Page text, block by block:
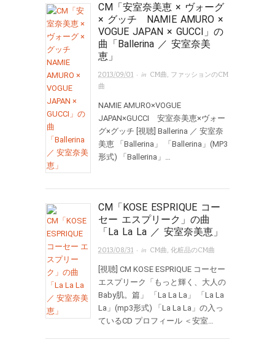
CM「安室奈美恵 × ヴォーグ
× グッチ NAMIE AMURO ×
VOGUE JAPAN × GUCCI」の
曲「Ballerina ／ 安室奈美
恵」
2013/09/01 · in CM曲
ファッションのCM
曲
NAMIE AMURO×VOGUE
JAPAN×GUCCI 安室奈美恵×ヴォー
グ×グッチ [視聴] Ballerina ／ 安室奈
美恵 「Ballerina」 「Ballerina」(MP3
形式) 「Ballerina」…
CM「KOSE ESPRIQUE コー
セー エスプリーク」の曲
「La La La ／ 安室奈美恵」
2013/08/31 · in CM曲 ,化粧品のCM曲
[視聴] CM KOSE ESPRIQUE コーセー
エスプリーク「もっと輝く、大人の
Baby肌。篇」 「La La La」 「La La
La」(mp3形式) 「La La La」の入っ
ているCD プロフィール ＜安室…